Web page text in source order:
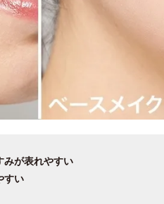
みが表れやすい
すい